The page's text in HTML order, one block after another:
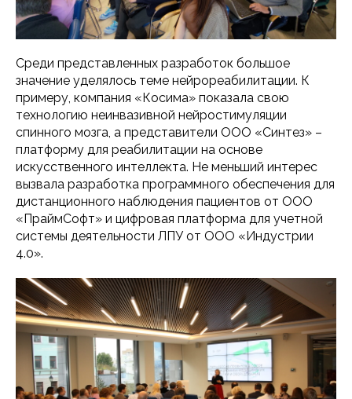
Среди представленных разработок большое
значение уделялось теме нейрореабилитации. К
примеру, компания «Косима» показала свою
технологию неинвазивной нейростимуляции
спинного мозга, а представители ООО «Синтез» –
платформу для реабилитации на основе
искусственного интеллекта. Не меньший интерес
вызвала разработка программного обеспечения для
дистанционного наблюдения пациентов от ООО
«ПраймСофт» и цифровая платформа для учетной
системы деятельности ЛПУ от ООО «Индустрии
4.0».